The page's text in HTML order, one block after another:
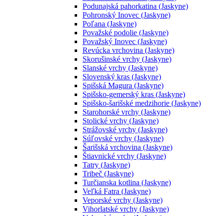
Podunajská pahorkatina (Jaskyne)
Pohronský Inovec (Jaskyne)
Poľana (Jaskyne)
Považské podolie (Jaskyne)
Považský Inovec (Jaskyne)
Revúcka vrchovina (Jaskyne)
Skorušinské vrchy (Jaskyne)
Slanské vrchy (Jaskyne)
Slovenský kras (Jaskyne)
Spišská Magura (Jaskyne)
Spišsko-gemerský kras (Jaskyne)
Spišsko-šarišské medzihorie (Jaskyne)
Starohorské vrchy (Jaskyne)
Stolické vrchy (Jaskyne)
Strážovské vrchy (Jaskyne)
Súľovské vrchy (Jaskyne)
Šarišská vrchovina (Jaskyne)
Štiavnické vrchy (Jaskyne)
Tatry (Jaskyne)
Tribeč (Jaskyne)
Turčianska kotlina (Jaskyne)
Veľká Fatra (Jaskyne)
Veporské vrchy (Jaskyne)
Vihorlatské vrchy (Jaskyne)